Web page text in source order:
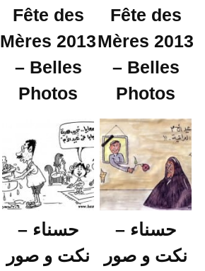
Fête des
Mères 2013
– Belles
Photos
Fête des
Mères 2013
– Belles
Photos
حسناء –
نكت و صور
حسناء –
نكت و صور